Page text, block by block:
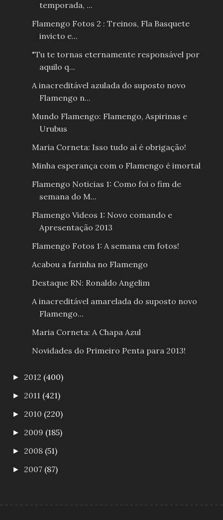
temporada, ...
Flamengo Fotos 2 : Treinos, Fla Basquete
invicto e...
"Tu te tornas eternamente responsável por
aquilo q...
A inacreditável azulada do suposto novo
Flamengo n...
Mundo Flamengo: Flamengo, Aspirinas e
Urubus
Maria Corneta: Isso tudo aí é obrigação!
Minha esperança com o Flamengo é imortal
Flamengo Noticias 1: Como foi o fim de
semana do M...
Flamengo Videos 1: Novo comando e
Apresentação 2013
Flamengo Fotos 1: A semana em fotos!
Acabou a farinha no Flamengo
Destaque RN: Ronaldo Angelim
A inacreditável amarelada do suposto novo
Flamengo...
Maria Corneta: A Chapa Azul
Novidades do Primeiro Penta para 2013!
► 2012 (400)
► 2011 (421)
► 2010 (220)
► 2009 (185)
► 2008 (51)
► 2007 (87)